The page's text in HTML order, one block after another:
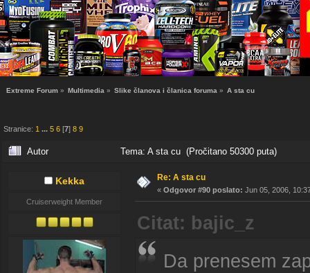
Extreme Forum » Multimedia » Slike članova i članica foruma » A sta cu
Stranice:1 ...5 6 [7]8 9
Autor Tema: A sta cu (Pročitano 50300 puta)
Kekka
Cruiserweight Member
Re: A sta cu
« Odgovor #90 poslato: Jun 05, 2006,
Citat: bajic_z
Da prenesem